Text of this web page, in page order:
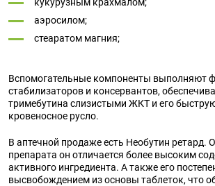
аэросилом;
стеаратом магния;
Вспомогательные компоненты выполняют
стабилизаторов и консервантов,
тримебутина слизистыми ЖКТ и его
кровеносное русло.
В аптечной продаже есть Необутин ретард.
препарата он отличается более высоким
активного ингредиента. А также его
высвобождением из основы таблеток, что